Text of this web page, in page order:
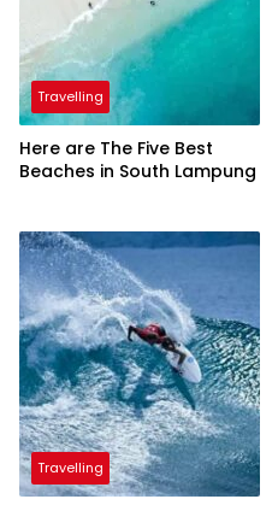
Travelling
Here are The Five Best
Beaches in South Lampung
Travelling